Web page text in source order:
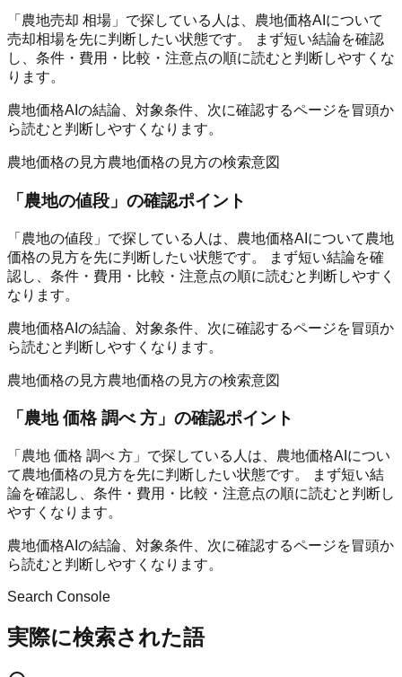
「農地売却 相場」で探している人は、農地価格AIについて
売却相場を先に判断したい状態です。 まず短い結論を確認
し、条件・費用・比較・注意点の順に読むと判断しやすくな
ります。
農地価格AIの結論、対象条件、次に確認するページを冒頭か
ら読むと判断しやすくなります。
農地価格の見方農地価格の見方の検索意図
「農地の値段 」の確認ポイント
「農地の値段」で探している人は、農地価格AIについて農地
価格の見方を先に判断したい状態です。 まず短い結論を確
認し、条件・費用・比較・注意点の順に読むと判断しやすく
なります。
農地価格AIの結論、対象条件、次に確認するページを冒頭か
ら読むと判断しやすくなります。
農地価格の見方農地価格の見方の検索意図
「 農地 価格 調べ 方 」の確認ポイント
「農地 価格 調べ 方」で探している人は、農地価格AIについ
て農地価格の見方を先に判断したい状態です。 まず短い結
論を確認し、条件・費用・比較・注意点の順に読むと判断し
やすくなります。
農地価格AIの結論、対象条件、次に確認するページを冒頭か
ら読むと判断しやすくなります。
Search Console
実際に検索された語